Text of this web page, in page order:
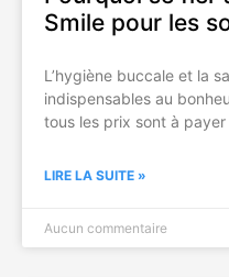
Smile pour les
L’hygiène buccale et la
indispensables au
tous les prix sont à
LIRE LA SUITE »
Aucun commentaire